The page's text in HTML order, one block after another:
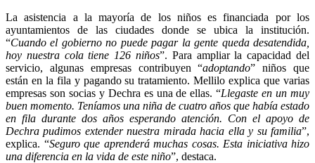
La asistencia a la mayoría de los niños es financiada por los
ayuntamientos de las ciudades donde se ubica la institución.
“Cuando el gobierno no puede pagar la gente queda desatendida,
hoy nuestra cola tiene 126 niños”. Para ampliar la capacidad del
servicio, algunas empresas contribuyen “adoptando” niños que
están en la fila y pagando su tratamiento. Mellilo explica que varias
empresas son socias y Dechra es una de ellas. “Llegaste en un muy
buen momento. Teníamos una niña de cuatro años que había estado
en fila durante dos años esperando atención. Con el apoyo de
Dechra pudimos extender nuestra mirada hacia ella y su familia”,
explica. “Seguro que aprenderá muchas cosas. Esta iniciativa hizo
una diferencia en la vida de este niño”, destaca.